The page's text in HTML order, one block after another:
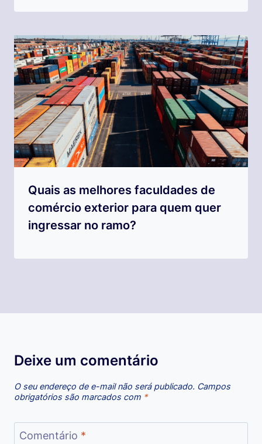
Quais as melhores faculdades de
comércio exterior para quem quer
ingressar no ramo?
Deixe um comentário
O seu endereço de e-mail não será publicado. Campos
obrigatórios são marcados com *
Comentário *